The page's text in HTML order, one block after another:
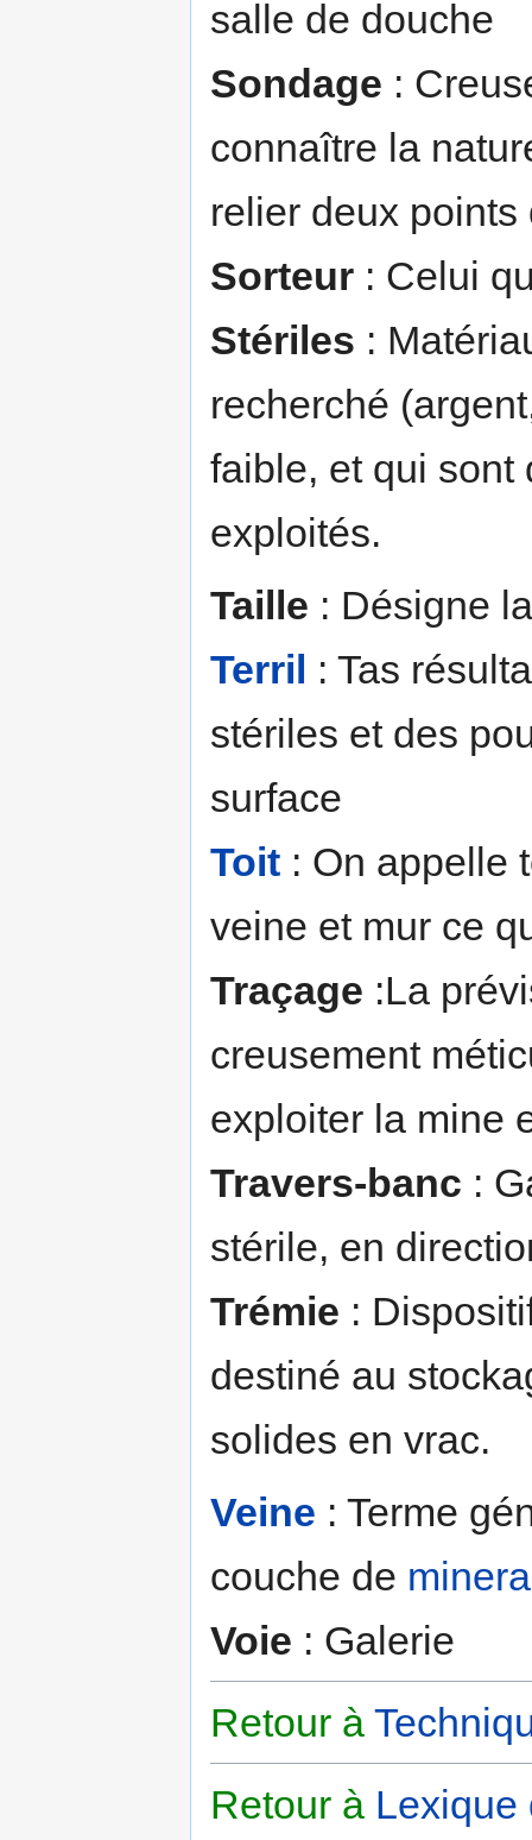
salle de douche
Sondage :
connaître la
relier deux points
Sorteur : Celui
Stériles :
recherché
faible, et qui sont
exploités.
Taille : Désigne
Terril
: Tas
stériles et des
surface
Toit : On appelle
veine et mur ce
Traçage :La
creusement
exploiter la mine
Travers-banc :
stérile, en
Trémie :
destiné au
solides en vrac.
Veine : Terme
couche de
Voie : Galerie
Retour à
Retour à Lexique